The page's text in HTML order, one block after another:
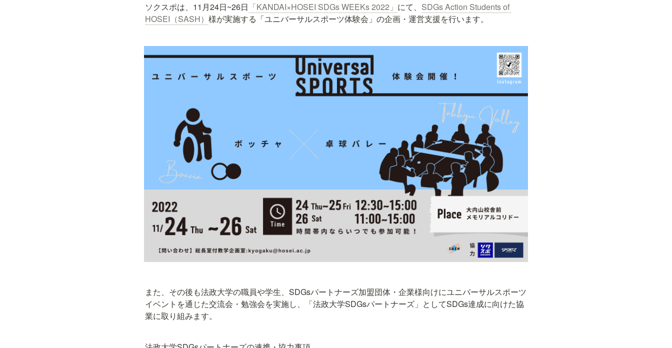
ソクスポは、11月24日~26日 「KANDAI×HOSEI SDGs WEEKs 2022」 にて、 SDGs Action Students of
HOSEI（SASH） 様が実施する「ユニバーサルスポーツ体験会」の企画・運営支援を行います。
また、その後も法政大学の職員や学生、SDGsパートナーズ加盟団体・企業様向けにユニバーサルスポーツ
イベントを通じた交流会・勉強会を実施し、「法政大学SDGsパートナーズ」としてSDGs達成に向けた協
業に取り組みます。